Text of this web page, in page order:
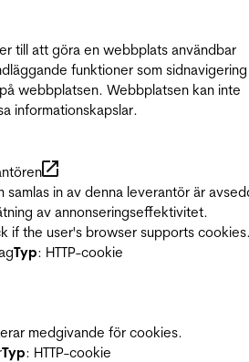
till att göra en webbplats användbar
funktioner som
webbplatsen. Webbplatsen kan inte
informationskapslar.
samlas in av denna leverantör är
av annonseringseffektivitet.
if the user's browser supports
Typ: HTTP-cookie
medgivande för cookies.
Typ: HTTP-cookie